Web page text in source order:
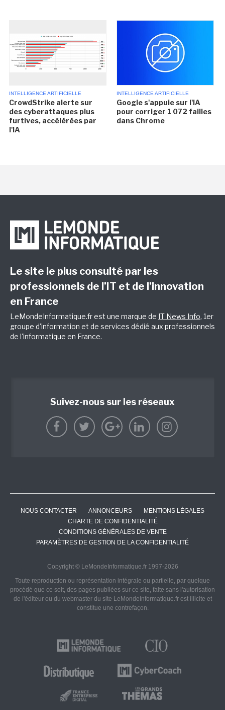
INTELLIGENCE ARTIFICIELLE
CrowdStrike alerte sur
des cyberattaques plus
furtives, accélérées par
l'IA
INTELLIGENCE ARTIFICIELLE
Google s'appuie sur l'IA
pour corriger 1 072 failles
dans Chrome
Le site le plus consulté par les
professionnels de l’IT et de l’innovation
en France
LeMondeInformatique.fr est une marque de IT News Info, 1er
groupe d'information et de services dédié aux professionnels
de l'informatique en France.
Suivez-nous sur les réseaux
NOUS CONTACTER ANNONCEURS
MENTIONS LÉGALES
CHARTE DE CONFIDENTIALITÉ
CONDITIONS GÉNÉRALES DE VENTE
PARAMÈTRES DE GESTION DE LA CONFIDENTIALITÉ
Copyright © LeMondeInformatique.fr 1997-2026
Toute reproduction ou représentation intégrale ou partielle, par quelque
procédé que ce soit, des pages publiées sur ce site, faite sans l'autorisation
de l'éditeur ou du webmaster du site LeMondeInformatique.fr est illicite et
constitue une contrefaçon.